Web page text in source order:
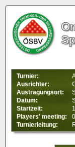
Turnier:
Ausrichter:
Austragungsort:
Datum:
Startzeit:
Players' meeting:
Turnierleitung: